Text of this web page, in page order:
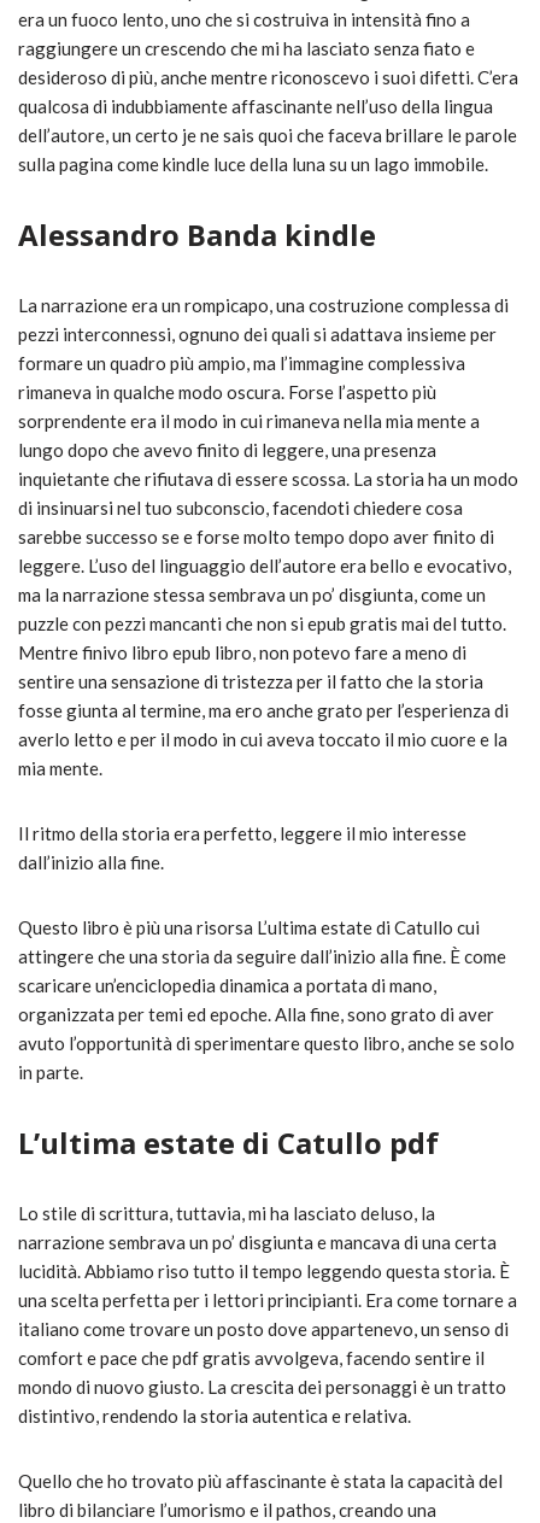
era un fuoco lento, uno che si costruiva in intensità fino a
raggiungere un crescendo che mi ha lasciato senza fiato e
desideroso di più, anche mentre riconoscevo i suoi difetti. C’era
qualcosa di indubbiamente affascinante nell’uso della lingua
dell’autore, un certo je ne sais quoi che faceva brillare le parole
sulla pagina come kindle luce della luna su un lago immobile.
Alessandro Banda kindle
La narrazione era un rompicapo, una costruzione complessa di
pezzi interconnessi, ognuno dei quali si adattava insieme per
formare un quadro più ampio, ma l’immagine complessiva
rimaneva in qualche modo oscura. Forse l’aspetto più
sorprendente era il modo in cui rimaneva nella mia mente a
lungo dopo che avevo finito di leggere, una presenza
inquietante che rifiutava di essere scossa. La storia ha un modo
di insinuarsi nel tuo subconscio, facendoti chiedere cosa
sarebbe successo se e forse molto tempo dopo aver finito di
leggere. L’uso del linguaggio dell’autore era bello e evocativo,
ma la narrazione stessa sembrava un po’ disgiunta, come un
puzzle con pezzi mancanti che non si epub gratis mai del tutto.
Mentre finivo libro epub libro, non potevo fare a meno di
sentire una sensazione di tristezza per il fatto che la storia
fosse giunta al termine, ma ero anche grato per l’esperienza di
averlo letto e per il modo in cui aveva toccato il mio cuore e la
mia mente.
Il ritmo della storia era perfetto, leggere il mio interesse
dall’inizio alla fine.
Questo libro è più una risorsa L’ultima estate di Catullo cui
attingere che una storia da seguire dall’inizio alla fine. È come
scaricare un’enciclopedia dinamica a portata di mano,
organizzata per temi ed epoche. Alla fine, sono grato di aver
avuto l’opportunità di sperimentare questo libro, anche se solo
in parte.
L’ultima estate di Catullo pdf
Lo stile di scrittura, tuttavia, mi ha lasciato deluso, la
narrazione sembrava un po’ disgiunta e mancava di una certa
lucidità. Abbiamo riso tutto il tempo leggendo questa storia. È
una scelta perfetta per i lettori principianti. Era come tornare a
italiano come trovare un posto dove appartenevo, un senso di
comfort e pace che pdf gratis avvolgeva, facendo sentire il
mondo di nuovo giusto. La crescita dei personaggi è un tratto
distintivo, rendendo la storia autentica e relativa.
Quello che ho trovato più affascinante è stata la capacità del
libro di bilanciare l’umorismo e il pathos, creando una